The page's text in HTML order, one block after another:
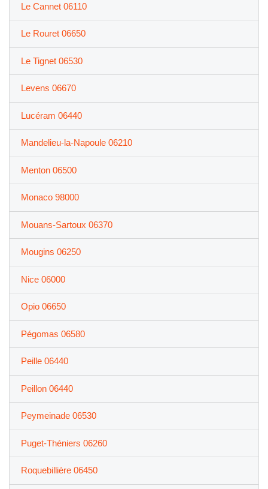
Le Cannet 06110
Le Rouret 06650
Le Tignet 06530
Levens 06670
Lucéram 06440
Mandelieu-la-Napoule 06210
Menton 06500
Monaco 98000
Mouans-Sartoux 06370
Mougins 06250
Nice 06000
Opio 06650
Pégomas 06580
Peille 06440
Peillon 06440
Peymeinade 06530
Puget-Théniers 06260
Roquebillière 06450